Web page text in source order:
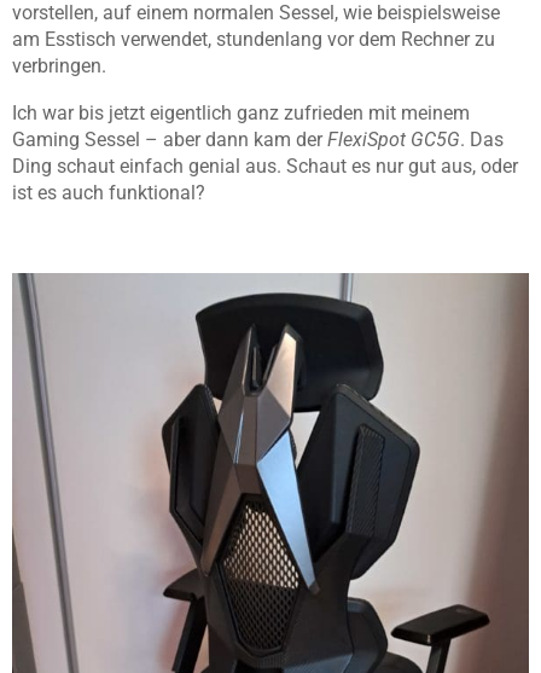
vorstellen, auf einem normalen Sessel, wie beispielsweise
am Esstisch verwendet, stundenlang vor dem Rechner zu
verbringen.
Ich war bis jetzt eigentlich ganz zufrieden mit meinem
Gaming Sessel – aber dann kam derFlexiSpot GC5G. Das
Ding schaut einfach genial aus. Schaut es nur gut aus, oder
ist es auch funktional?